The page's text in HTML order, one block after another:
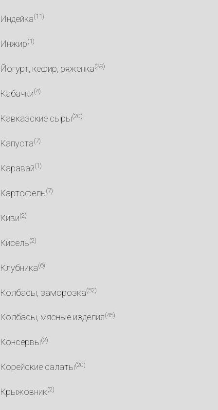
Индейка(11)
Инжир(1)
Йогурт, кефир, ряженка(39)
Кабачки(4)
Кавказские сыры(20)
Капуста(7)
Каравай(1)
Картофель(7)
Киви(2)
Кисель(2)
Клубника(6)
Колбасы, заморозка(52)
Колбасы, мясные изделия(45)
Консервы(2)
Корейские салаты(20)
Крыжовник(2)